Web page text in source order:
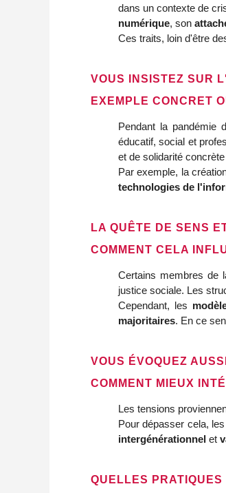
dans un contexte de
numérique, son
Ces traits, loin d'être
VOUS INSISTEZ SUR
EXEMPLE CONCRET
Pendant la pandémie
éducatif, social et
et de solidarité
Par exemple, la
technologies de
LA QUÊTE DE SENS
COMMENT CELA
Certains membres de
justice sociale. Les
Cependant, les
majoritaires. En ce
VOUS ÉVOQUEZ
COMMENT MIEUX
Les tensions
Pour dépasser cela,
intergénérationnel et
QUELLES